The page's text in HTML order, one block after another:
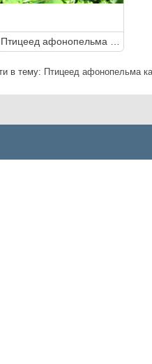
в тему: Птицеед афонопельма